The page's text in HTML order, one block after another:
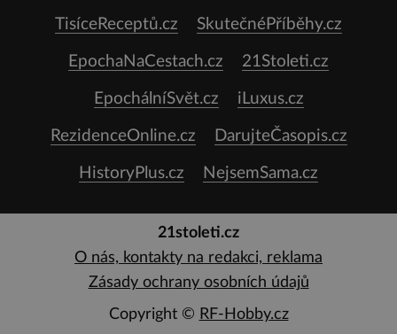
TisíceReceptů.cz SkutečnéPříběhy.cz
EpochaNaCestach.cz 21Stoleti.cz
EpochálníSvět.cz iLuxus.cz
RezidenceOnline.cz DarujteČasopis.cz
HistoryPlus.cz NejsemSama.cz
21stoleti.cz
O nás, kontakty na redakci, reklama
Zásady ochrany osobních údajů
Copyright © RF-Hobby.cz